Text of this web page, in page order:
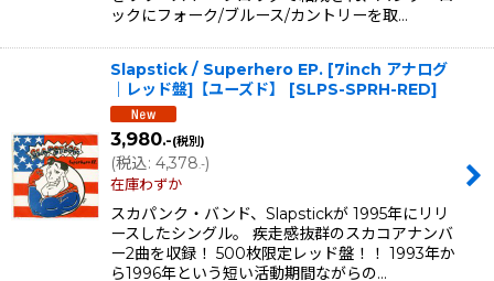
ックにフォーク/ブルース/カントリーを取…
Slapstick / Superhero EP. [7inch アナログ
｜レッド盤]【ユーズド】
[SLPS-SPRH-RED]
3,980.-(税別)
(税込: 4,378.-)
在庫わずか
スカパンク・バンド、Slapstickが 1995年にリリ
ースしたシングル。 疾走感抜群のスカコアナンバ
ー2曲を収録！ 500枚限定レッド盤！！ 1993年か
ら1996年という短い活動期間ながらの…